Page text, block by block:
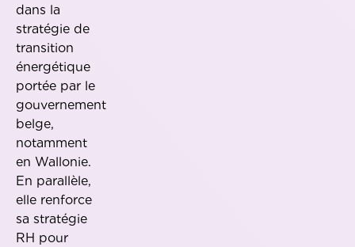
dans la
stratégie de
transition
énergétique
portée par le
gouvernement
belge,
notamment
en Wallonie.
En parallèle,
elle renforce
sa stratégie
RH pour